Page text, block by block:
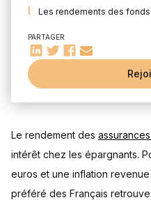
Les rendements des
Impact des taux d'intérêt
assurances-vie
Effet de l'inflation sur
Tableau comparatif des
Facteurs à considérer
diversité des supports,
Impact de l'horizon de
Perspectives de
PARTAGER
Le rendement des
intérêt chez les épargnants.
euros et une inflation
préféré des Français